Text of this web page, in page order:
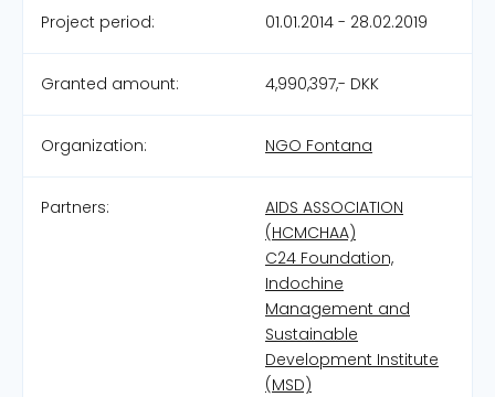
Project period: 01.01.2014 - 28.02.2019
Granted amount: 4,990,397,- DKK
Organization: NGO Fontana
Partners:
AIDS ASSOCIATION
(HCMCHAA)
C24 Foundation,
Indochine
Management and
Sustainable
Development Institute
(MSD)